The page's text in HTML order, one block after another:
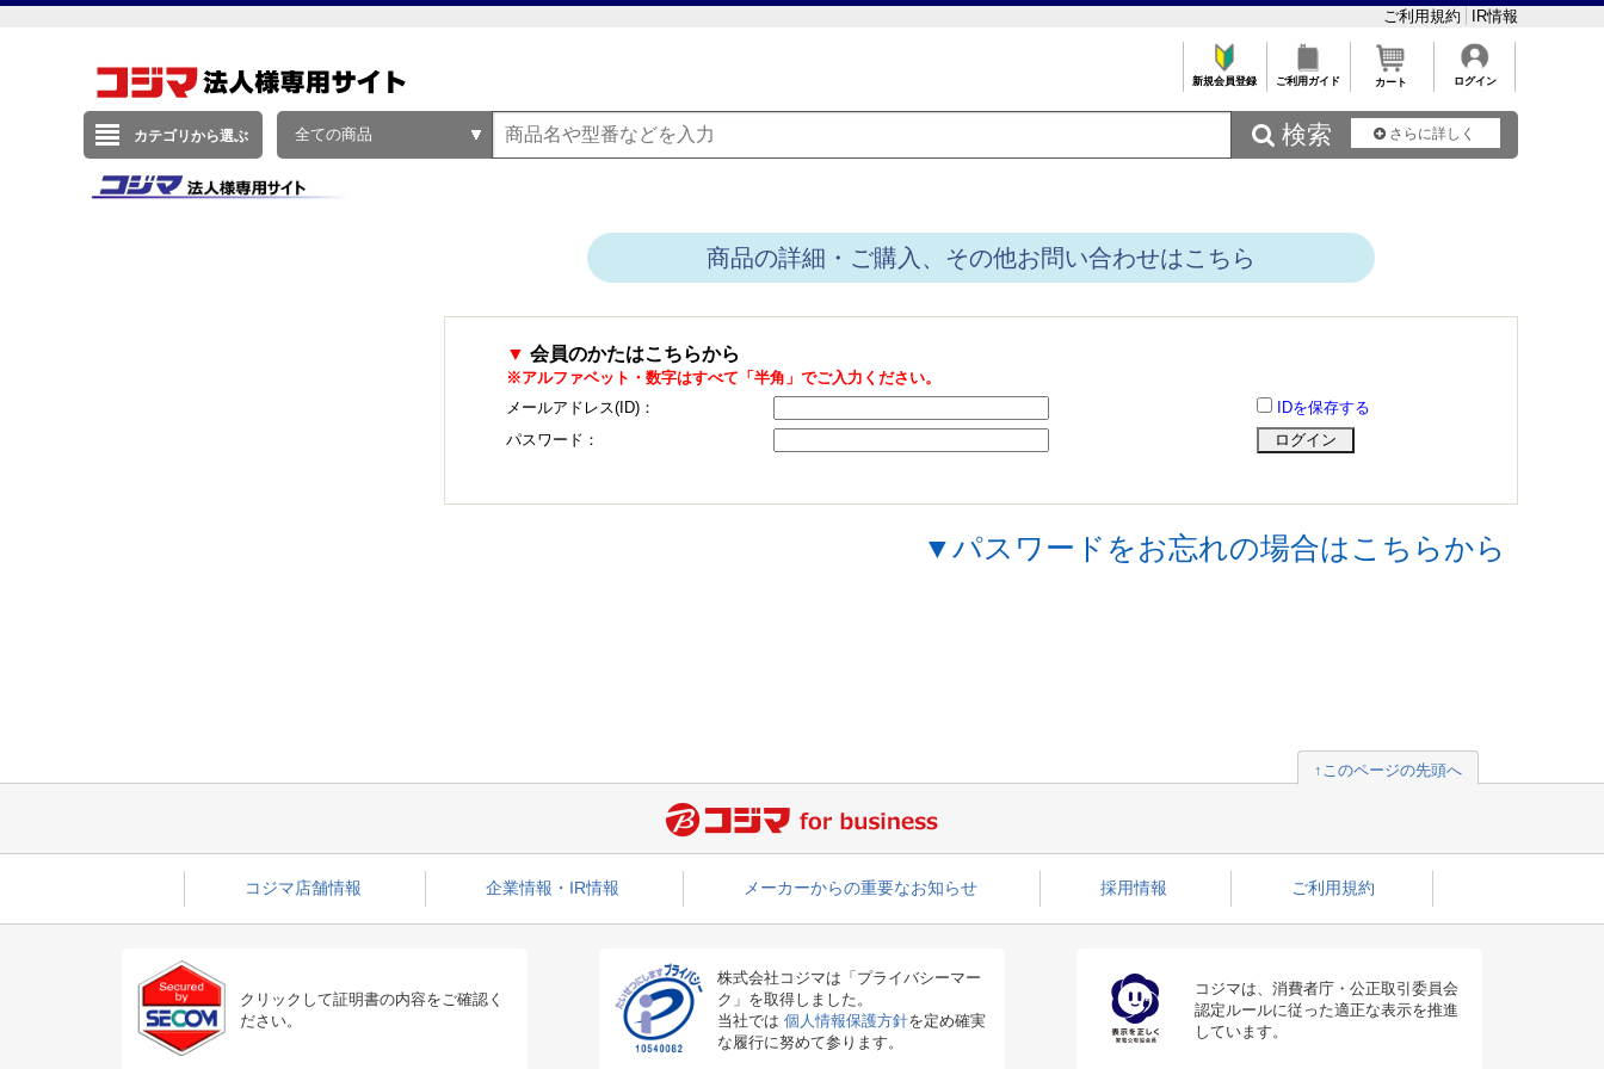
ご利用規約 IR情報
新規会員登録 ご利用ガイド カート ログイン
カテゴリから選ぶ 全ての商品  検索 さらに詳しく
商品の詳細・ご購入、その他お問い合わせはこちら
▼ 会員のかたはこちらから
※アルファベット・数字はすべて「半角」でご入力ください。
メールアドレス(ID)：
IDを保存する
パスワード：
▼パスワードをお忘れの場合はこちらから
↑このページの先頭へ
コジマ店舗情報 企業情報・IR情報 メーカーからの重要なお知らせ 採用情報 ご利用規約
クリックして証明書の内容をご確認く
ださい。
株式会社コジマは「プライバシーマー
ク」を取得しました。
当社では 個人情報保護方針を定め確実
な履行に努めて参ります。
コジマは、消費者庁・公正取引委員会
認定ルールに従った適正な表示を推進
しています。